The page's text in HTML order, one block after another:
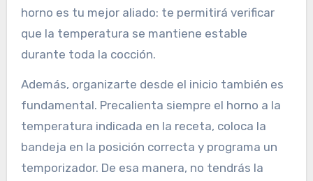
horno es tu mejor aliado: te permitirá verificar
que la temperatura se mantiene estable
durante toda la cocción.
Además, organizarte desde el inicio también es
fundamental. Precalienta siempre el horno a la
temperatura indicada en la receta, coloca la
bandeja en la posición correcta y programa un
temporizador. De esa manera, no tendrás la